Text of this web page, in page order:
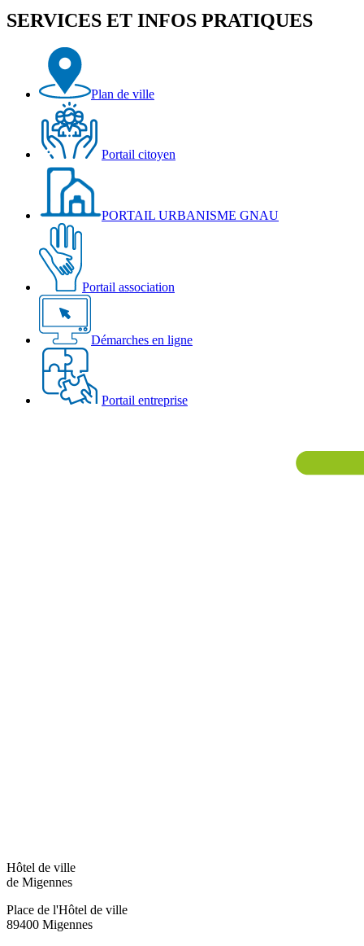
RSS
SERVICES ET INFOS PRATIQUES
Plan de ville
Portail citoyen
PORTAIL URBANISME GNAU
Portail association
Démarches en ligne
Portail entreprise
Hôtel de ville
de Migennes
Place de l'Hôtel de ville
89400 Migennes